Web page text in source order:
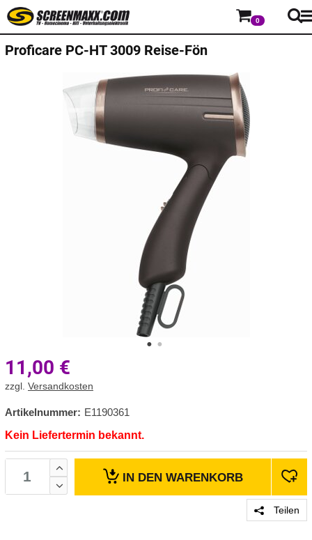
0
Proficare PC-HT 3009 Reise-Fön
11,00 €
zzgl. Versandkosten
Artikelnummer: E1190361
Kein Liefertermin bekannt.
IN DEN WARENKORB
Teilen